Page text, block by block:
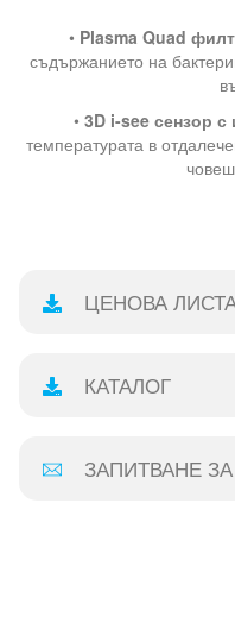
• Plasma Quad
съдържанието на
• 3D i-see сензор
температурата в
ЦЕНОВА
КАТАЛОГ
ЗАПИТВАНЕ